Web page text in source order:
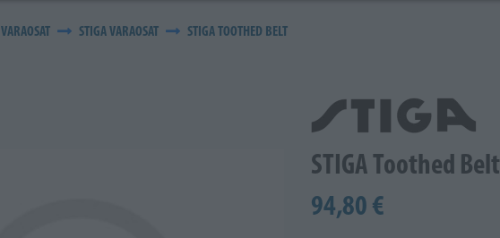
VARAOSAT STIGA VARAOSAT STIGA TOOTHED BELT
STIGA Toothed Belt
94,80 €